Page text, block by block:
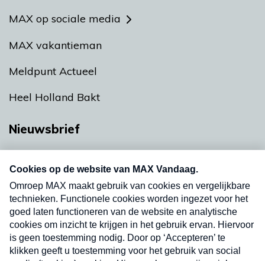
MAX op sociale media
MAX vakantieman
Meldpunt Actueel
Heel Holland Bakt
Nieuwsbrief
nieuwsbrief. Elke vrijdag- en dinsdagochtend in
uw mailbox.
Verzend